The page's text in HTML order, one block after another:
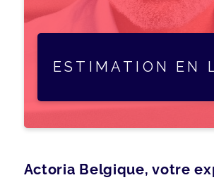
ESTIMATION EN
Actoria Belgique, votre